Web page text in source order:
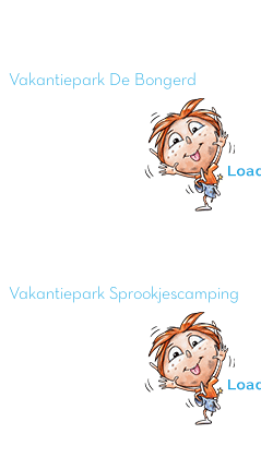
Vakantiepark De Bongerd
Vakantiepark Sprookjescamping